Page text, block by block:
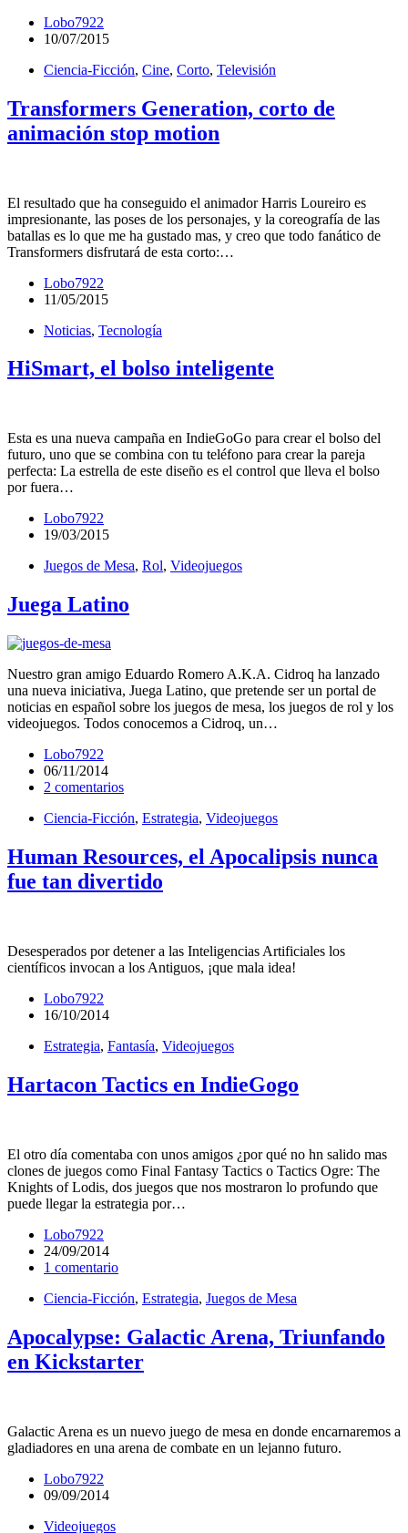
Lobo7922
10/07/2015
Ciencia-Ficción, Cine, Corto, Televisión
Transformers Generation, corto de
animación stop motion
El resultado que ha conseguido el animador Harris Loureiro es
impresionante, las poses de los personajes, y la coreografía de las
batallas es lo que me ha gustado mas, y creo que todo fanático de
Transformers disfrutará de esta corto:…
Lobo7922
11/05/2015
Noticias, Tecnología
HiSmart, el bolso inteligente
Esta es una nueva campaña en IndieGoGo para crear el bolso del
futuro, uno que se combina con tu teléfono para crear la pareja
perfecta: La estrella de este diseño es el control que lleva el bolso
por fuera…
Lobo7922
19/03/2015
Juegos de Mesa, Rol, Videojuegos
Juega Latino
Nuestro gran amigo Eduardo Romero A.K.A. Cidroq ha lanzado
una nueva iniciativa, Juega Latino, que pretende ser un portal de
noticias en español sobre los juegos de mesa, los juegos de rol y los
videojuegos. Todos conocemos a Cidroq, un…
Lobo7922
06/11/2014
2 comentarios
Ciencia-Ficción, Estrategia, Videojuegos
Human Resources, el Apocalipsis nunca
fue tan divertido
Desesperados por detener a las Inteligencias Artificiales los
científicos invocan a los Antiguos, ¡que mala idea!
Lobo7922
16/10/2014
Estrategia, Fantasía, Videojuegos
Hartacon Tactics en IndieGogo
El otro día comentaba con unos amigos ¿por qué no hn salido mas
clones de juegos como Final Fantasy Tactics o Tactics Ogre: The
Knights of Lodis, dos juegos que nos mostraron lo profundo que
puede llegar la estrategia por…
Lobo7922
24/09/2014
1 comentario
Ciencia-Ficción, Estrategia, Juegos de Mesa
Apocalypse: Galactic Arena, Triunfando
en Kickstarter
Galactic Arena es un nuevo juego de mesa en donde encarnaremos a
gladiadores en una arena de combate en un lejanno futuro.
Lobo7922
09/09/2014
Videojuegos